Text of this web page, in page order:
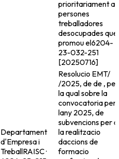
prioritariament a
persones
treballadores
desocupades que
promou el6204-
23-032-251
[20250716]
Departament
d'Empresa i
TreballRAISC ·
Resolucio EMT/
/2025, de de , per
la qual sobre la
convocatoria per
lany 2025, de
subvencions per a
la realitzacio
daccions de
formacio